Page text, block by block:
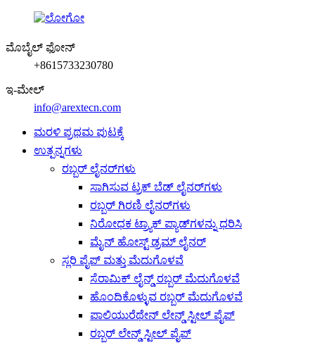
ಮೊಬೈಲ್ ಫೋನ್
+8615733230780
ಇ-ಮೇಲ್
info@arextecn.com
ಮರಳಿ ಪ್ರಥಮ ಪುಟಕ್ಕೆ
ಉತ್ಪನ್ನಗಳು
ರಬ್ಬರ್ ಲೈನರ್‌ಗಳು
ಸಾಗಿಸುವ ಟ್ರಕ್ ಬೆಡ್ ಲೈನರ್‌ಗಳು
ರಬ್ಬರ್ ಗಿರಣಿ ಲೈನರ್‌ಗಳು
ನಿರೋಧಕ ಟ್ರ್ಯಾಕ್ ಪ್ಯಾಡ್‌ಗಳನ್ನು ಧರಿಸಿ
ಮೈನ್ ಹೋಸ್ಟ್ ಡ್ರಮ್ ಲೈನರ್
ಸ್ಲರಿ ಪೈಪ್ ಮತ್ತು ಮೆದುಗೊಳವೆ
ಸೆರಾಮಿಕ್ ಲೈನ್ಡ್ ರಬ್ಬರ್ ಮೆದುಗೊಳವೆ
ಹೊಂದಿಕೊಳ್ಳುವ ರಬ್ಬರ್ ಮೆದುಗೊಳವೆ
ಪಾಲಿಯುರೆಥೇನ್ ಲೇನ್ಡ್ ಸ್ಟೀಲ್ ಪೈಪ್
ರಬ್ಬರ್ ಲೇನ್ಡ್ ಸ್ಟೀಲ್ ಪೈಪ್